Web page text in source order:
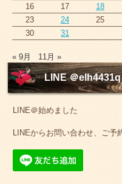
16
17 18
23
24 25
30
31
« 9月 11月 »
LINE ＠elh4431q
LINE＠始めました
LINEからお問い合わせ、ご予